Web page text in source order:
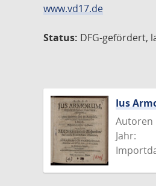
www.vd17.de
Status: DFG-gefördert,
Ius
Autoren
Jahr: